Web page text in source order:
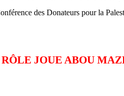
des Donateurs pour la
JOUE ABOU